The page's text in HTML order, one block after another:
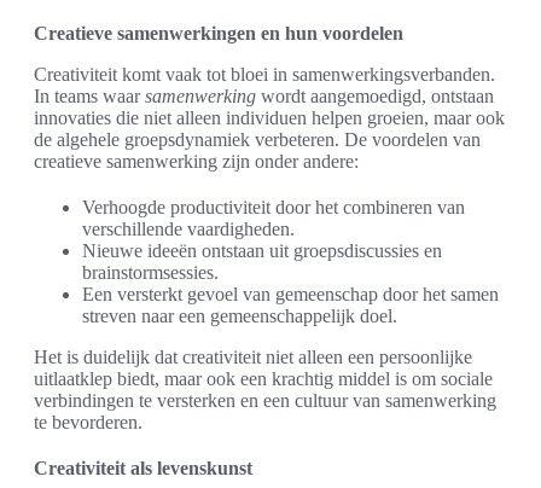
Creatieve samenwerkingen en hun voordelen
Creativiteit komt vaak tot bloei in samenwerkingsverbanden.
In teams waarsamenwerking wordt aangemoedigd, ontstaan
innovaties die niet alleen individuen helpen groeien, maar ook
de algehele groepsdynamiek verbeteren. De voordelen van
creatieve samenwerking zijn onder andere:
Verhoogde productiviteit door het combineren van
verschillende vaardigheden.
Nieuwe ideeën ontstaan uit groepsdiscussies en
brainstormsessies.
Een versterkt gevoel van gemeenschap door het samen
streven naar een gemeenschappelijk doel.
Het is duidelijk dat creativiteit niet alleen een persoonlijke
uitlaatklep biedt, maar ook een krachtig middel is om sociale
verbindingen te versterken en een cultuur van samenwerking
te bevorderen.
Creativiteit als levenskunst